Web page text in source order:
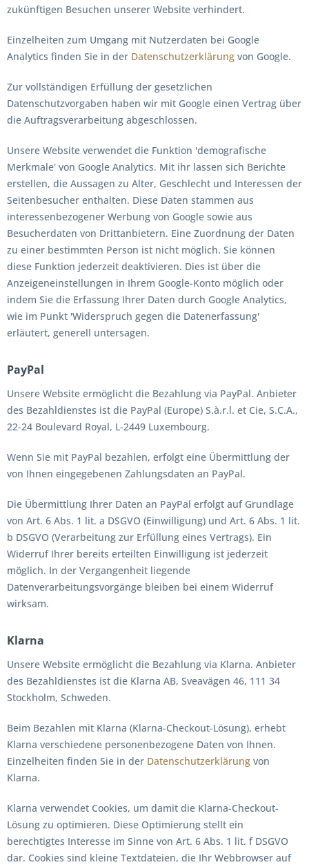
zukünftigen Besuchen unserer Website verhindert.
Einzelheiten zum Umgang mit Nutzerdaten bei Google
Analytics finden Sie in der Datenschutzerklärung von Google.
Zur vollständigen Erfüllung der gesetzlichen
Datenschutzvorgaben haben wir mit Google einen Vertrag über
die Auftragsverarbeitung abgeschlossen.
Unsere Website verwendet die Funktion 'demografische
Merkmale' von Google Analytics. Mit ihr lassen sich Berichte
erstellen, die Aussagen zu Alter, Geschlecht und Interessen der
Seitenbesucher enthalten. Diese Daten stammen aus
interessenbezogener Werbung von Google sowie aus
Besucherdaten von Drittanbietern. Eine Zuordnung der Daten
zu einer bestimmten Person ist nicht möglich. Sie können
diese Funktion jederzeit deaktivieren. Dies ist über die
Anzeigeneinstellungen in Ihrem Google-Konto möglich oder
indem Sie die Erfassung Ihrer Daten durch Google Analytics,
wie im Punkt 'Widerspruch gegen die Datenerfassung'
erläutert, generell untersagen.
PayPal
Unsere Website ermöglicht die Bezahlung via PayPal. Anbieter
des Bezahldienstes ist die PayPal (Europe) S.à.r.l. et Cie, S.C.A.,
22-24 Boulevard Royal, L-2449 Luxembourg.
Wenn Sie mit PayPal bezahlen, erfolgt eine Übermittlung der
von Ihnen eingegebenen Zahlungsdaten an PayPal.
Die Übermittlung Ihrer Daten an PayPal erfolgt auf Grundlage
von Art. 6 Abs. 1 lit. a DSGVO (Einwilligung) und Art. 6 Abs. 1 lit.
b DSGVO (Verarbeitung zur Erfüllung eines Vertrags). Ein
Widerruf Ihrer bereits erteilten Einwilligung ist jederzeit
möglich. In der Vergangenheit liegende
Datenverarbeitungsvorgänge bleiben bei einem Widerruf
wirksam.
Klarna
Unsere Website ermöglicht die Bezahlung via Klarna. Anbieter
des Bezahldienstes ist die Klarna AB, Sveavägen 46, 111 34
Stockholm, Schweden.
Beim Bezahlen mit Klarna (Klarna-Checkout-Lösung), erhebt
Klarna verschiedene personenbezogene Daten von Ihnen.
Einzelheiten finden Sie in der Datenschutzerklärung von
Klarna.
Klarna verwendet Cookies, um damit die Klarna-Checkout-
Lösung zu optimieren. Diese Optimierung stellt ein
berechtigtes Interesse im Sinne von Art. 6 Abs. 1 lit. f DSGVO
dar. Cookies sind kleine Textdateien, die Ihr Webbrowser auf